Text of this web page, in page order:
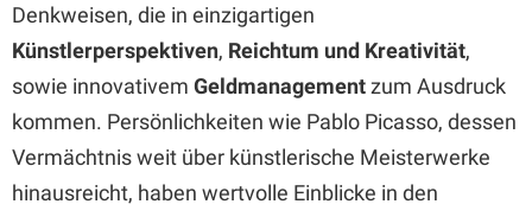
Denkweisen, die in einzigartigen
Künstlerperspektiven, Reichtum und Kreativität,
sowie innovativem Geldmanagementzum Ausdruck
kommen. Persönlichkeiten wie Pablo Picasso, dessen
Vermächtnis weit über künstlerische Meisterwerke
hinausreicht, haben wertvolle Einblicke in den